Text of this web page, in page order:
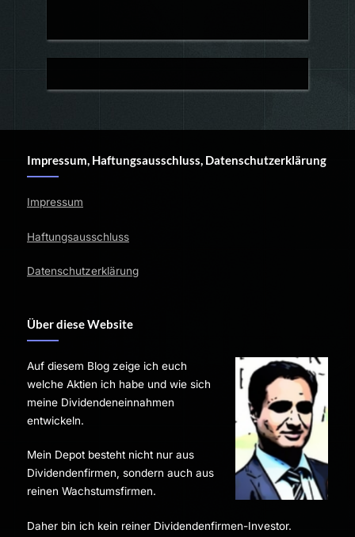
Impressum, Haftungsausschluss, Datenschutzerklärung
Impressum
Haftungsausschluss
Datenschutzerklärung
Über diese Website
Auf diesem Blog zeige ich euch
welche Aktien ich habe und wie sich
meine Dividendeneinnahmen
entwickeln.
Mein Depot besteht nicht nur aus
Dividendenfirmen, sondern auch aus
reinen Wachstumsfirmen.
Daher bin ich kein reiner Dividendenfirmen-Investor.